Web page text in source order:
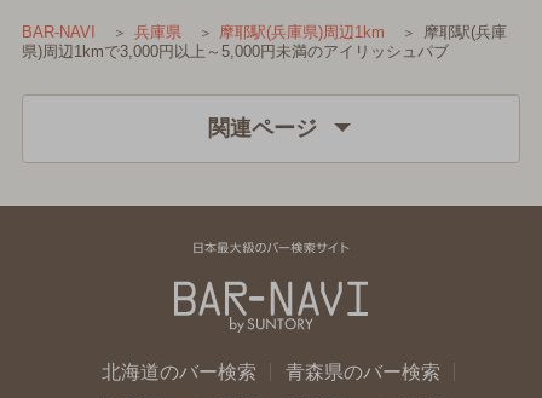
BAR-NAVI 兵庫県 摩耶駅(兵庫県)周辺1km
摩耶駅(兵庫
県)周辺1kmで3,000円以上～5,000円未満のアイリッシュパブ
関連ページ
北海道のバー検索
青森県のバー検索